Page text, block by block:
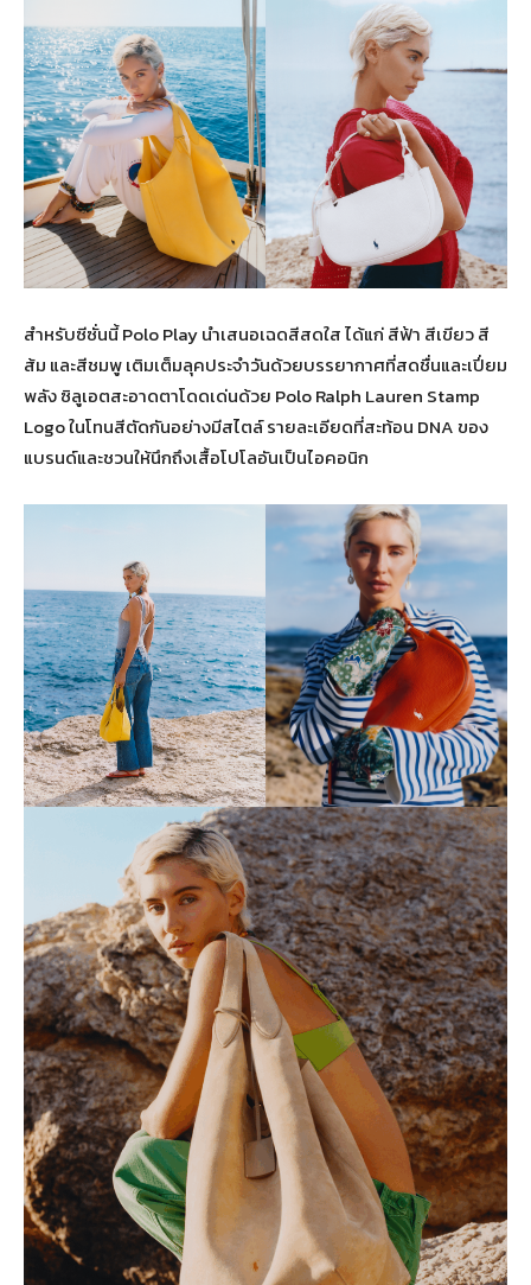
สำหรับซีซั่นนี้ Polo Play นำเสนอเฉดสีสดใส ได้แก่ สีฟ้า สีเขียว สี
ส้ม และสีชมพู เติมเต็มลุคประจำวันด้วยบรรยากาศที่สดชื่นและเปี่ยม
พลัง ซิลูเอตสะอาดตาโดดเด่นด้วย Polo Ralph Lauren Stamp
Logo ในโทนสีตัดกันอย่างมีสไตล์ รายละเอียดที่สะท้อน DNA ของ
แบรนด์และชวนให้นึกถึงเสื้อโปโลอันเป็นไอคอนิก